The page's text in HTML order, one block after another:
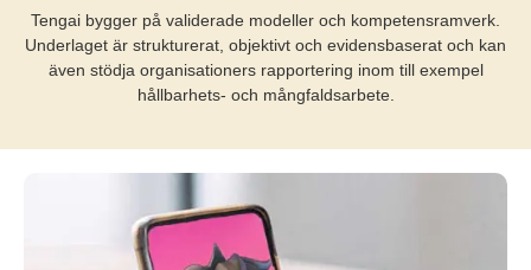
Tengai bygger på validerade modeller och kompetensramverk.
Underlaget är strukturerat, objektivt och evidensbaserat och kan
även stödja organisationers rapportering inom till exempel
hållbarhets- och mångfaldsarbete.